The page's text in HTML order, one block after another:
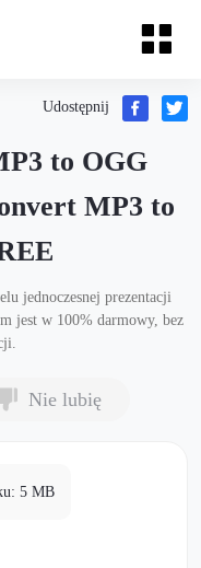
Udostępnij
to OGG
MP3 to
jednoczesnej prezentacji
jest w 100% darmowy, bez
Nie lubię
5 MB